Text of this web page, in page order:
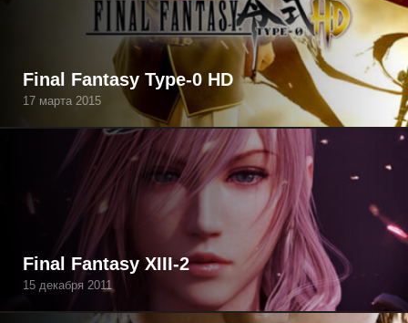
Final Fantasy Type-0 HD
17 марта 2015
Final Fantasy XIII-2
15 декабря 2011